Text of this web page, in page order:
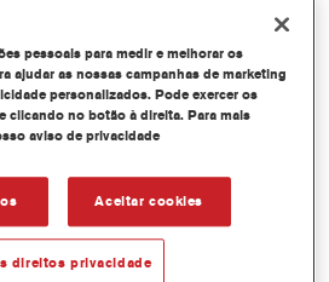
base solvente distinto, versátil e de
único disponibiliza todas as
base solvente - médio e alto teor de
armazenamento.
tecnologia de corantes
pessoais para medir e melhorar os
ajudar as nossas campanhas de marketing
personalizados. Pode exercer os
clicando no botão à direita. Para mais
aviso de privacidade
Aceitar cookies
direitos privacidade